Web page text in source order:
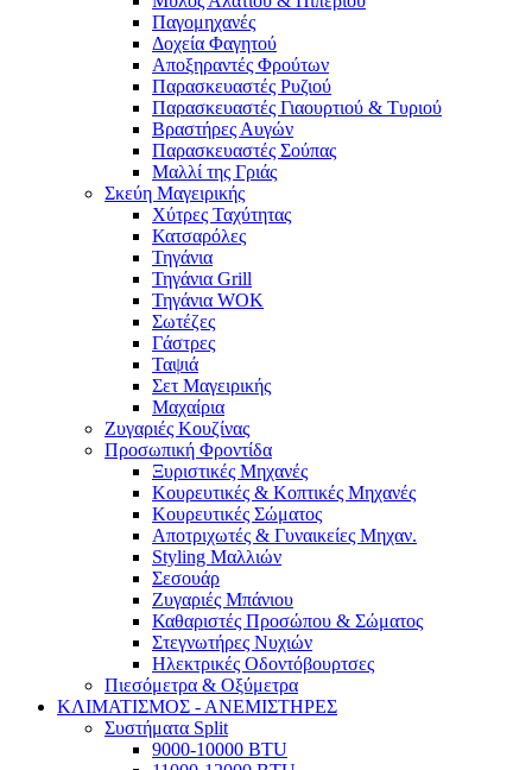
Παγομηχανές
Δοχεία Φαγητού
Αποξηραντές Φρούτων
Παρασκευαστές Ρυζιού
Παρασκευαστές Γιαουρτιού & Τυριού
Βραστήρες Αυγών
Παρασκευαστές Σούπας
Μαλλί της Γριάς
Σκεύη Μαγειρικής
Χύτρες Ταχύτητας
Κατσαρόλες
Τηγάνια
Τηγάνια Grill
Τηγάνια WOK
Σωτέζες
Γάστρες
Ταψιά
Σετ Μαγειρικής
Μαχαίρια
Ζυγαριές Κουζίνας
Προσωπική Φροντίδα
Ξυριστικές Μηχανές
Κουρευτικές & Κοπτικές Μηχανές
Κουρευτικές Σώματος
Αποτριχωτές & Γυναικείες Μηχαν.
Styling Μαλλιών
Σεσουάρ
Ζυγαριές Μπάνιου
Καθαριστές Προσώπου & Σώματος
Στεγνωτήρες Νυχιών
Ηλεκτρικές Οδοντόβουρτσες
Πιεσόμετρα & Οξύμετρα
ΚΛΙΜΑΤΙΣΜΟΣ - ΑΝΕΜΙΣΤΗΡΕΣ
Συστήματα Split
9000-10000 BTU